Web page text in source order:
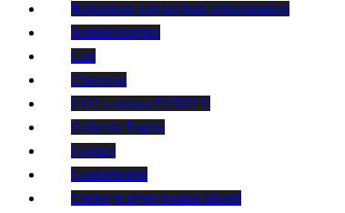
Buitenkant van het huis schoonmaken
Buitenreiniging
Cart
Checkout
CO2 conform EURO V
Collectie Pagina
Contact
Cookiebeleid
Creëer je eigen houten ideeën